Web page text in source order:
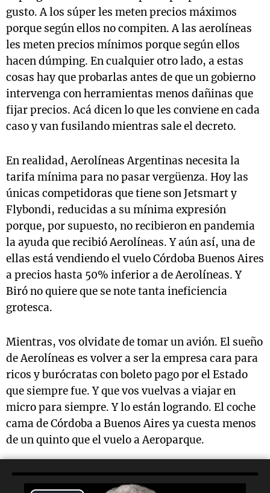
gusto. A los súper les meten precios máximos
porque según ellos no compiten. A las aerolíneas
les meten precios mínimos porque según ellos
hacen dúmping. En cualquier otro lado, a estas
cosas hay que probarlas antes de que un gobierno
intervenga con herramientas menos dañinas que
fijar precios. Acá dicen lo que les conviene en cada
caso y van fusilando mientras sale el decreto.
En realidad, Aerolíneas Argentinas necesita la
tarifa mínima para no pasar vergüenza. Hoy las
únicas competidoras que tiene son Jetsmart y
Flybondi, reducidas a su mínima expresión
porque, por supuesto, no recibieron en pandemia
la ayuda que recibió Aerolíneas. Y aún así, una de
ellas está vendiendo el vuelo Córdoba Buenos Aires
a precios hasta 50% inferior a de Aerolíneas. Y
Biró no quiere que se note tanta ineficiencia
grotesca.
Mientras, vos olvidate de tomar un avión. El sueño
de Aerolíneas es volver a ser la empresa cara para
ricos y burócratas con boleto pago por el Estado
que siempre fue. Y que vos vuelvas a viajar en
micro para siempre. Y lo están logrando. El coche
cama de Córdoba a Buenos Aires ya cuesta menos
de un quinto que el vuelo a Aeroparque.